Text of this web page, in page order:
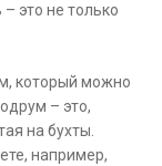
это не только
который можно
– это,
на бухты.
например,